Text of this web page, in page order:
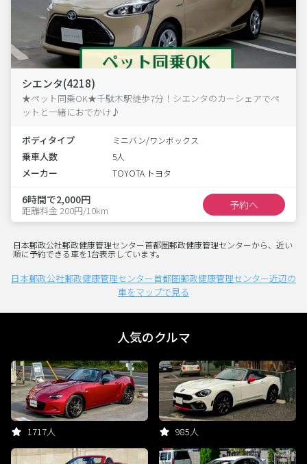
シエンタ(4218)
★ペット同乗OK★千駄木駅徒歩7分！シエンタのカーシェアでペ
ットと一緒におでかけ♪
ボディタイプ ミニバン/ワンボックス
乗車人数 5人
メーカー TOYOTA トヨタ
6時間で2,000円
距離料金 200円/10km 予約へ
日本郵政公社郵政健康管理センター首都圏郵政健康管理センターから、近い
順に予約できる車を1台表示しています。
日本郵政公社郵政健康管理センター首都圏郵政健康管理センター近辺の
車をマップで見る
人気のクルマ
1717人 985人